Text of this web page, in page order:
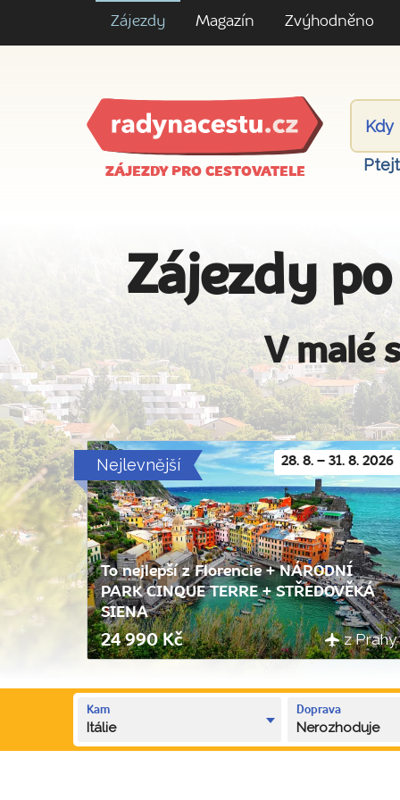
Zájezdy Magazín Zvýhodněno
ZÁJEZDY PRO CESTOVATELE
Zájezdy
V malé
28. 8. – 31. 8. 2026
Nejlevnější
To nejlepší z Florencie + NÁRODNÍ
PARK CINQUE TERRE + STŘEDOVĚKÁ
SIENA
24 990 Kč z Prahy
Kam
Itálie
Doprava
Nerozhoduje